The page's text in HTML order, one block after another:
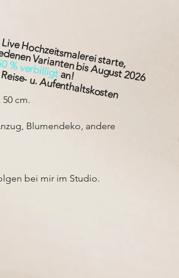
cm.
Blumendeko, andere
bei mir im Studio.
Hochzeitsmalerei starte,
Varianten bis August 2026
% verbilligtan!
u. Aufenthaltskosten